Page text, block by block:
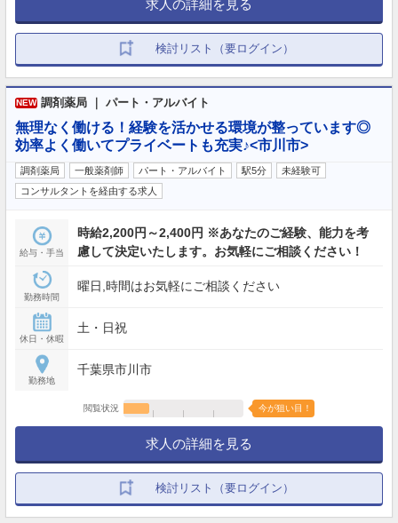
求人の詳細を見る
検討リスト（要ログイン）
NEW 調剤薬局 ｜ パート・アルバイト
無理なく働ける！経験を活かせる環境が整っています◎
効率よく働いてプライベートも充実♪<市川市>
調剤薬局 一般薬剤師 パート・アルバイト 駅5分
未経験可
コンサルタントを経由する求人
給与・手当
時給2,200円～2,400円 ※あなたのご経験、能力を考
慮して決定いたします。お気軽にご相談ください！
勤務時間
曜日,時間はお気軽にご相談ください
休日・休暇
土・日祝
勤務地
千葉県市川市
閲覧状況 今が狙い目！
求人の詳細を見る
検討リスト（要ログイン）